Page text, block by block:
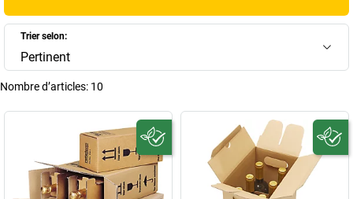
Trier selon:
Pertinent
Nombre d’articles: 10